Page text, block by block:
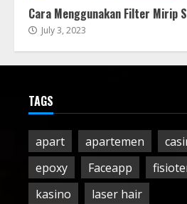
Cara Menggunakan Filter Mirip
July 3, 2023
TAGS
apart apartemen
epoxy
Faceapp
kasino
laser hair